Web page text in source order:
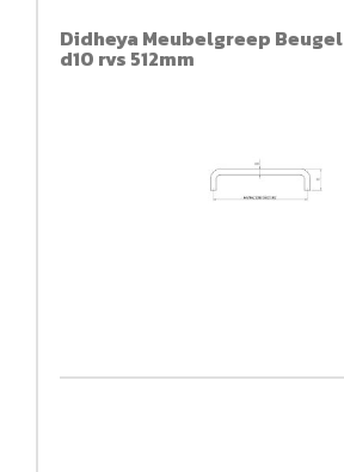
Didheya Meubelgreep Beugel
d10 rvs 512mm